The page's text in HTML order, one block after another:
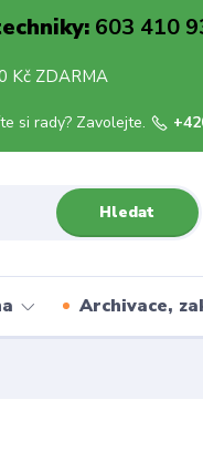
603 410
Kč ZDARMA
Hledat
si rady? Zavolejte.
Archivace,